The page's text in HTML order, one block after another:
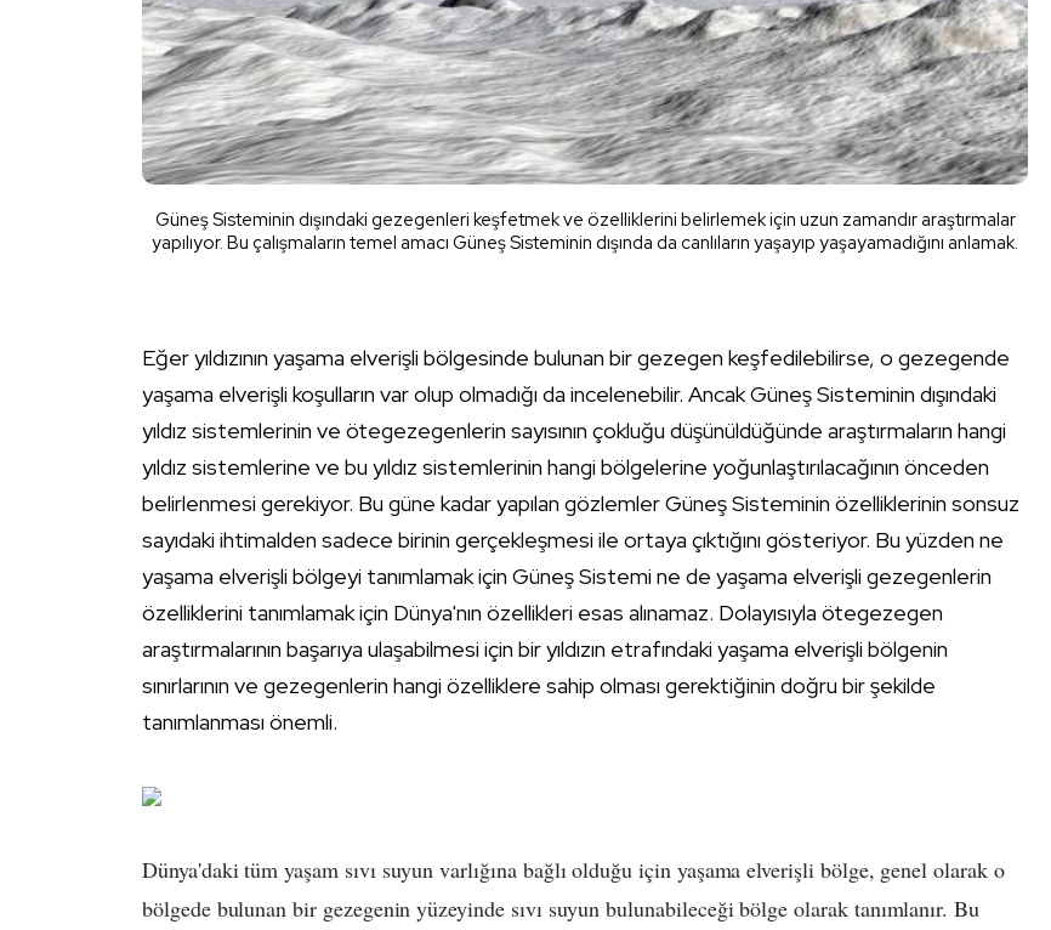
Güneş Sisteminin dışındaki gezegenleri keşfetmek ve özelliklerini belirlemek için uzun zamandır araştırmalar
yapılıyor. Bu çalışmaların temel amacı Güneş Sisteminin dışında da canlıların yaşayıp yaşayamadığını anlamak.
Eğer yıldızının yaşama elverişli bölgesinde bulunan bir gezegen keşfedilebilirse, o gezegende
yaşama elverişli koşulların var olup olmadığı da incelenebilir. Ancak Güneş Sisteminin dışındaki
yıldız sistemlerinin ve ötegezegenlerin sayısının çokluğu düşünüldüğünde araştırmaların hangi
yıldız sistemlerine ve bu yıldız sistemlerinin hangi bölgelerine yoğunlaştırılacağının önceden
belirlenmesi gerekiyor. Bu güne kadar yapılan gözlemler Güneş Sisteminin özelliklerinin sonsuz
sayıdaki ihtimalden sadece birinin gerçekleşmesi ile ortaya çıktığını gösteriyor. Bu yüzden ne
yaşama elverişli bölgeyi tanımlamak için Güneş Sistemi ne de yaşama elverişli gezegenlerin
özelliklerini tanımlamak için Dünya'nın özellikleri esas alınamaz. Dolayısıyla ötegezegen
araştırmalarının başarıya ulaşabilmesi için bir yıldızın etrafındaki yaşama elverişli bölgenin
sınırlarının ve gezegenlerin hangi özelliklere sahip olması gerektiğinin doğru bir şekilde
tanımlanması önemli.
Dünya'daki tüm yaşam sıvı suyun varlığına bağlı olduğu için yaşama elverişli bölge, genel olarak o
bölgede bulunan bir gezegenin yüzeyinde sıvı suyun bulunabileceği bölge olarak tanımlanır. Bu